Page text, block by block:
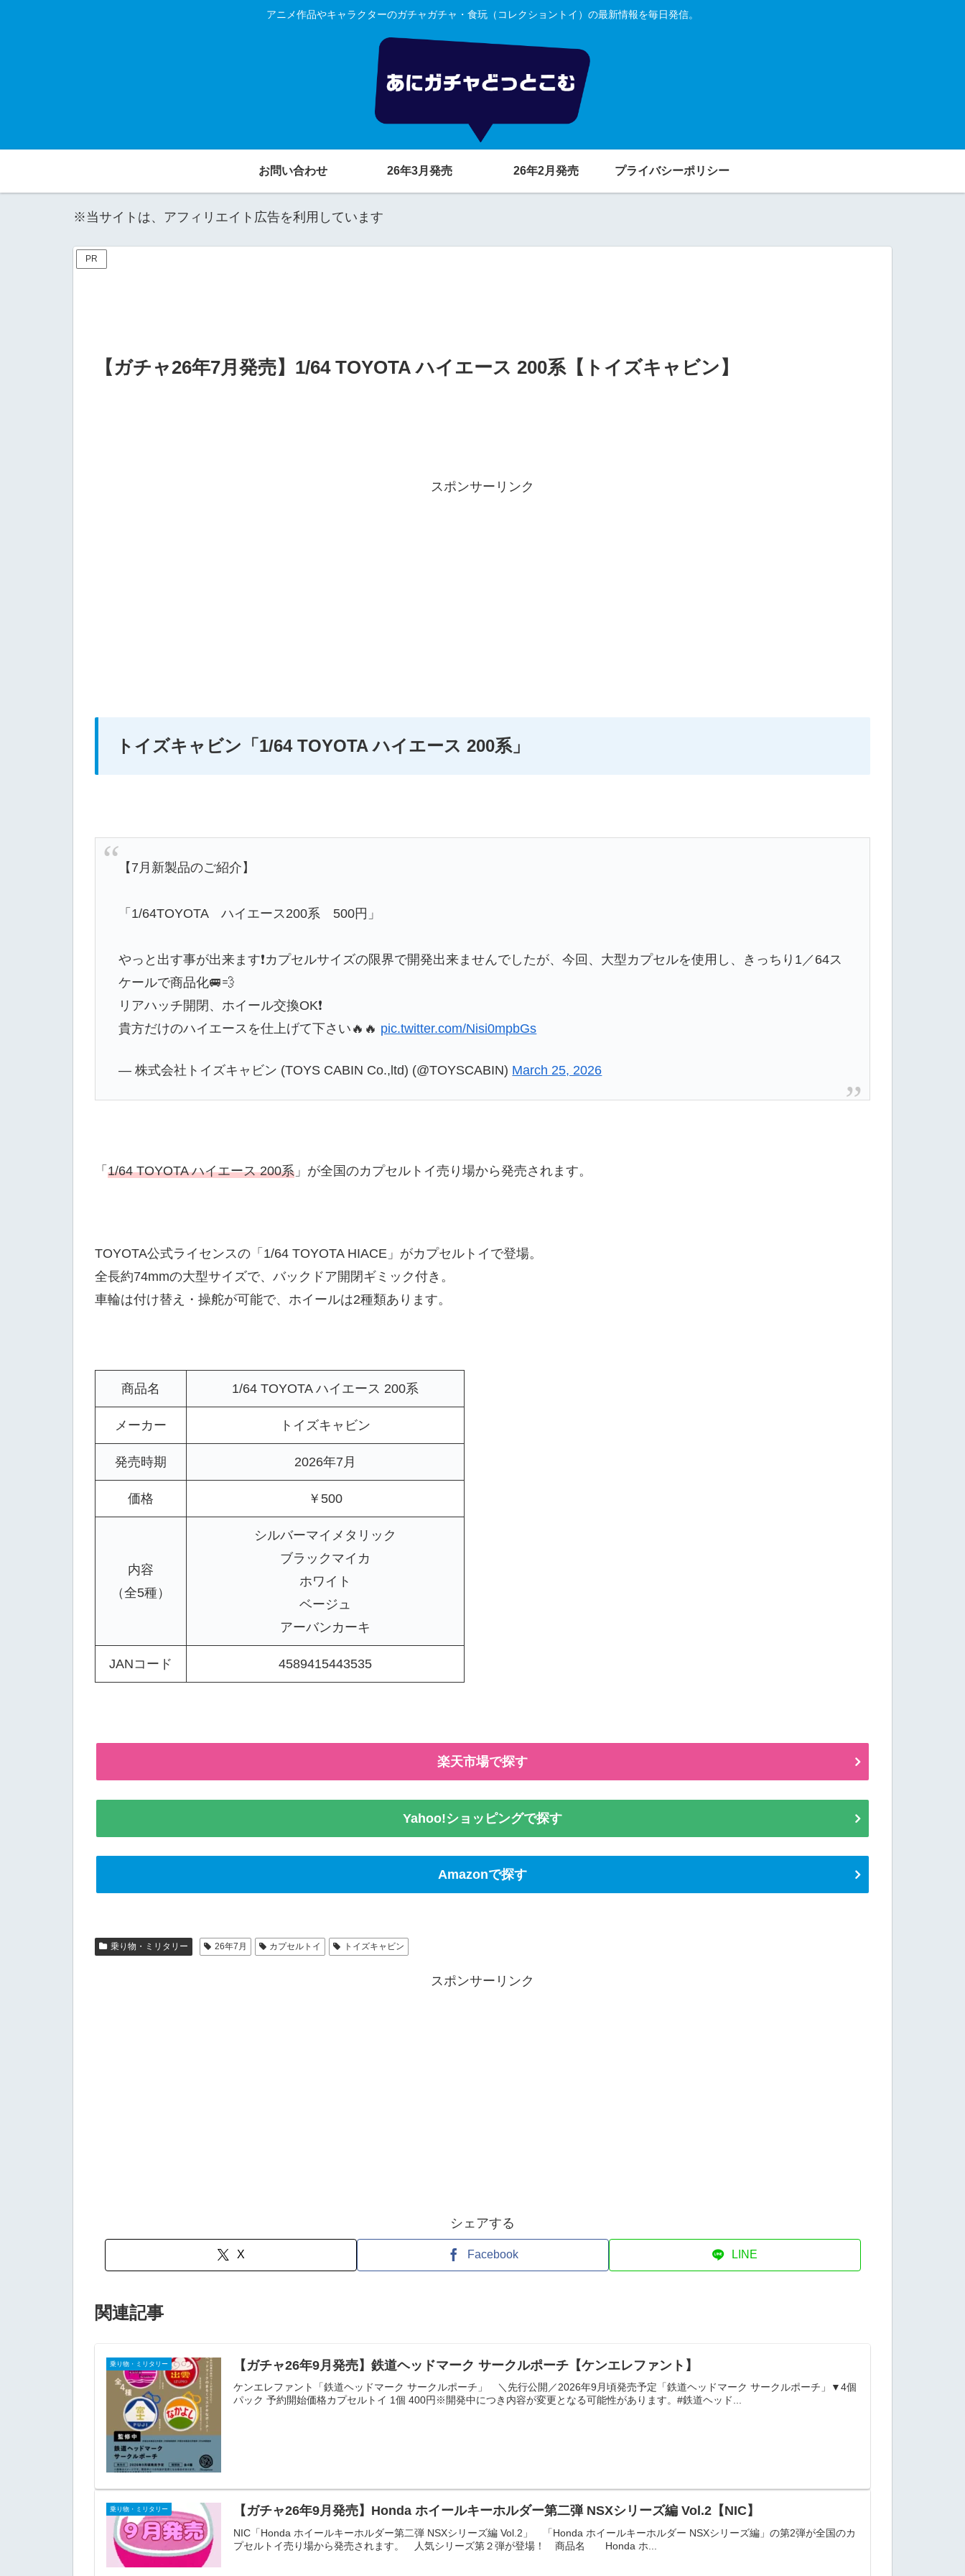
アニメ作品やキャラクターのガチャガチャ・食玩（コレクショントイ）の最新情報を毎日発信。
お問い合わせ 26年3月発売 26年2月発売 プライバシーポリシー
※当サイトは、アフィリエイト広告を利用しています
PR
【ガチャ26年7月発売】1/64 TOYOTA ハイエース 200系【トイズキャビン】
スポンサーリンク
トイズキャビン 「1/64 TOYOTA ハイエース 200系」
【7月新製品のご紹介】
「1/64TOYOTA ハイエース200系 500円」
やっと出す事が出来ます❗カプセルサイズの限界で開発出来ませんでしたが、今回、大型カプセルを使用し、きっちり1／64ス
ケールで商品化🚐💨
リアハッチ開閉、ホイール交換OK❗
貴方だけのハイエースを仕上げて下さい🔥🔥 pic.twitter.com/Nisi0mpbGs
— 株式会社トイズキャビン (TOYS CABIN Co.,ltd) (@TOYSCABIN) March 25, 2026
「 1/64 TOYOTA ハイエース 200系 」が全国のカプセルトイ売り場から発売されます。
TOYOTA公式ライセンスの「1/64 TOYOTA HIACE」がカプセルトイで登場。
全長約74mmの大型サイズで、バックドア開閉ギミック付き。
車輪は付け替え・操舵が可能で、ホイールは2種類あります。
商品名 1/64 TOYOTA ハイエース 200系
メーカー トイズキャビン
発売時期 2026年7月
価格 ￥500
内容
（全5種）
シルバーマイメタリック
ブラックマイカ
ホワイト
ベージュ
アーバンカーキ
JANコード 4589415443535
楽天市場で探す
Yahoo!ショッピングで探す
Amazonで探す
乗り物・ミリタリー 26年7月 カプセルトイ トイズキャビン
スポンサーリンク
シェアする
X Facebook LINE
関連記事
乗り物・ミリタリー 【ガチャ26年9月発売】鉄道ヘッドマーク サークルポーチ【ケンエレファント】
ケンエレファント「鉄道ヘッドマーク サークルポーチ」 ＼先行公開／2026年9月頃発売予定「鉄道ヘッドマーク サークルポーチ」▼4個
パック 予約開始価格カプセルトイ 1個 400円※開発中につき内容が変更となる可能性があります。#鉄道ヘッド...
乗り物・ミリタリー 【ガチャ26年9月発売】Honda ホイールキーホルダー第二弾 NSXシリーズ編 Vol.2【NIC】
NIC「Honda ホイールキーホルダー第二弾 NSXシリーズ編 Vol.2」 「Honda ホイールキーホルダー NSXシリーズ編」の第2弾が全国のカ
プセルトイ売り場から発売されます。 人気シリーズ第２弾が登場！ 商品名 Honda ホ...